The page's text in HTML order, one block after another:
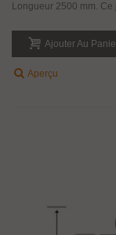
Longueur 2500 mm.
Ajouter Au
Aperçu